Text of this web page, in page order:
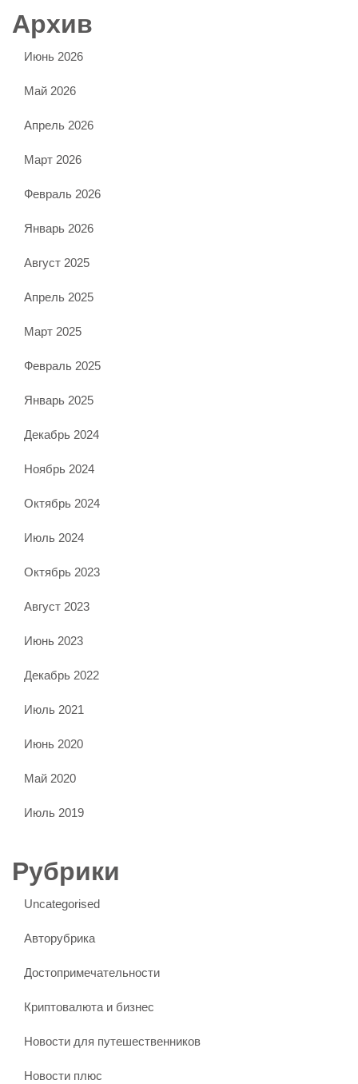
Архив
Июнь 2026
Май 2026
Апрель 2026
Март 2026
Февраль 2026
Январь 2026
Август 2025
Апрель 2025
Март 2025
Февраль 2025
Январь 2025
Декабрь 2024
Ноябрь 2024
Октябрь 2024
Июль 2024
Октябрь 2023
Август 2023
Июнь 2023
Декабрь 2022
Июль 2021
Июнь 2020
Май 2020
Июль 2019
Рубрики
Uncategorised
Авторубрика
Достопримечательности
Криптовалюта и бизнес
Новости для путешественников
Новости плюс